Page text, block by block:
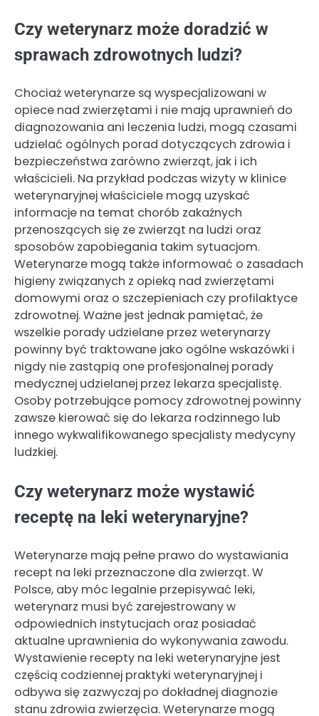
Czy weterynarz może doradzić w
sprawach zdrowotnych ludzi?
Chociaż weterynarze są wyspecjalizowani w
opiece nad zwierzętami i nie mają uprawnień do
diagnozowania ani leczenia ludzi, mogą czasami
udzielać ogólnych porad dotyczących zdrowia i
bezpieczeństwa zarówno zwierząt, jak i ich
właścicieli. Na przykład podczas wizyty w klinice
weterynaryjnej właściciele mogą uzyskać
informacje na temat chorób zakaźnych
przenoszących się ze zwierząt na ludzi oraz
sposobów zapobiegania takim sytuacjom.
Weterynarze mogą także informować o zasadach
higieny związanych z opieką nad zwierzętami
domowymi oraz o szczepieniach czy profilaktyce
zdrowotnej. Ważne jest jednak pamiętać, że
wszelkie porady udzielane przez weterynarzy
powinny być traktowane jako ogólne wskazówki i
nigdy nie zastąpią one profesjonalnej porady
medycznej udzielanej przez lekarza specjalistę.
Osoby potrzebujące pomocy zdrowotnej powinny
zawsze kierować się do lekarza rodzinnego lub
innego wykwalifikowanego specjalisty medycyny
ludzkiej.
Czy weterynarz może wystawić
receptę na leki weterynaryjne?
Weterynarze mają pełne prawo do wystawiania
recept na leki przeznaczone dla zwierząt. W
Polsce, aby móc legalnie przepisywać leki,
weterynarz musi być zarejestrowany w
odpowiednich instytucjach oraz posiadać
aktualne uprawnienia do wykonywania zawodu.
Wystawienie recepty na leki weterynaryjne jest
częścią codziennej praktyki weterynaryjnej i
odbywa się zazwyczaj po dokładnej diagnozie
stanu zdrowia zwierzęcia. Weterynarze mogą